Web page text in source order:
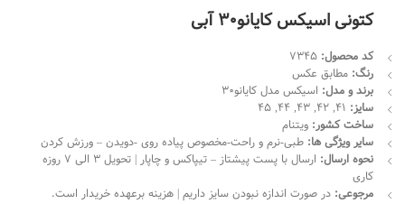
کتونی اسیکس کایانو30 آبی
کد محصول:
7345
رنگ: مطابق عکس
برند و مدل: اسیکس مدل کایانو30
سایز: 41, 42, 43, 44, 45
ساخت کشور: ویتنام
سایر ویژگی ها: طبی-نرم و راحت-مخصوص پیاده روی -دویدن – ورزش کردن
نحوه ارسال:
ارسال با پست پیشتاز – تیپاکس و چاپار | تحویل 3 الی 7 روزه
کاری
مرجوعی: در صورت اندازه نبودن سایز داریم | هزینه برعهده خریدار است.